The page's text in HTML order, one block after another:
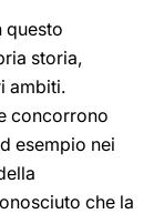
questo
storia,
ambiti.
concorrono
esempio nei
che la